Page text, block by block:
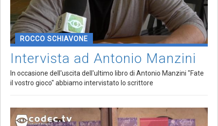
ROCCO SCHIAVONE
Intervista ad Antonio Manzini
In occasione dell'uscita dell'ultimo libro di Antonio Manzini "Fate
il vostro gioco" abbiamo intervistato lo scrittore